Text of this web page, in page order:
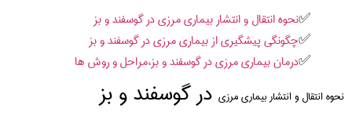
نحوه انتقال و انتشار بیماری مرزی در گوسفند و بز
چگونگی پیشگیری از بیماری مرزی در گوسفند و بز
درمان بیماری مرزی در گوسفند و بز،مراحل و روش ها
نحوه انتقال و انتشار بیماری مرزی در گوسفند و بز